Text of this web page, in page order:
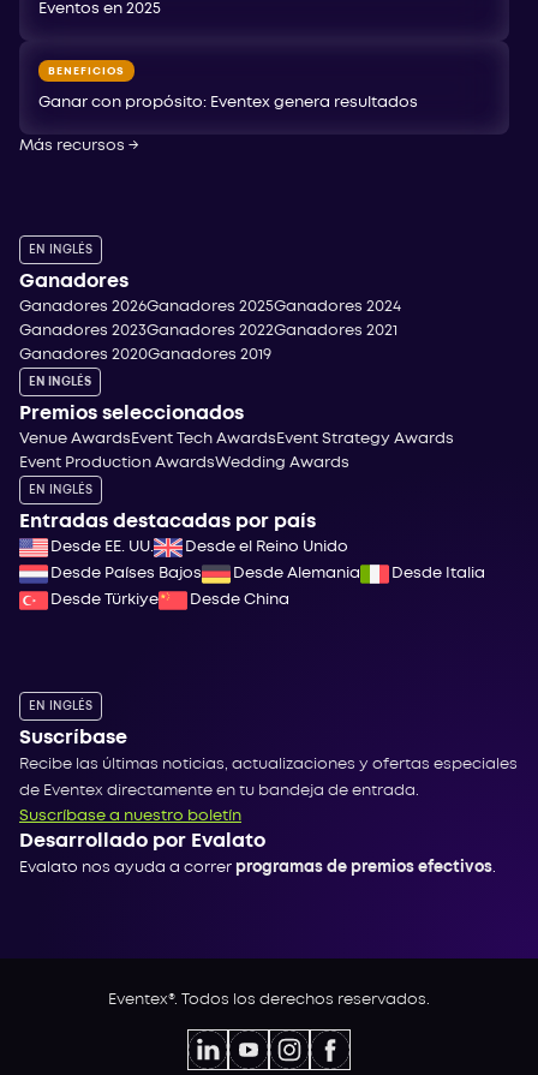
Eventos en 2025
BENEFICIOS
Ganar con propósito: Eventex genera resultados
Más recursos →
EN INGLÉS
Ganadores
Ganadores 2026Ganadores 2025Ganadores 2024
Ganadores 2023Ganadores 2022Ganadores 2021
Ganadores 2020Ganadores 2019
EN INGLÉS
Premios seleccionados
Venue Awards Event Tech Awards Event Strategy Awards
Event Production AwardsWedding Awards
EN INGLÉS
Entradas destacadas por país
Desde EE. UU.
Desde el Reino Unido
Desde Países Bajos
Desde Alemania
Desde Italia
Desde Türkiye
Desde China
EN INGLÉS
Suscríbase
Recibe las últimas noticias, actualizaciones y ofertas especiales
de Eventex directamente en tu bandeja de entrada.
Suscríbase a nuestro boletín
Desarrollado por Evalato
Evalato nos ayuda a correr programas de premios efectivos
Eventex®. Todos los derechos reservados.